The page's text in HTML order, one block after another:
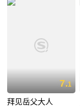
7.1
拜见岳父大人